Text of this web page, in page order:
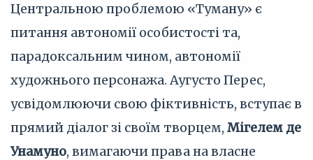
Центральною проблемою «Туману» є
питання автономії особистості та,
парадоксальним чином, автономії
художнього персонажа. Аугусто Перес,
усвідомлюючи свою фіктивність, вступає в
прямий діалог зі своїм творцем, Мігелем де
Унамуно, вимагаючи права на власне